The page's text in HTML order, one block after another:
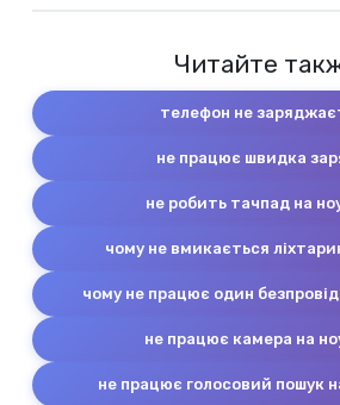
Читайте
телефон не
не працює швидка
не робить тачпад на
чому не вмикається
чому не працює один
не працює камера на
не працює голосовий пошук